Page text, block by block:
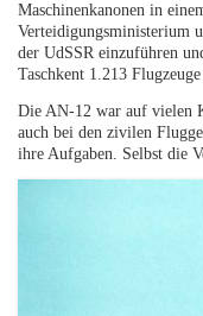
Maschinenkanonen in
Verteidigungsministerium
der UdSSR einzuführen
Taschkent 1.213
Die AN-12 war auf vielen
auch bei den zivilen
ihre Aufgaben. Selbst die